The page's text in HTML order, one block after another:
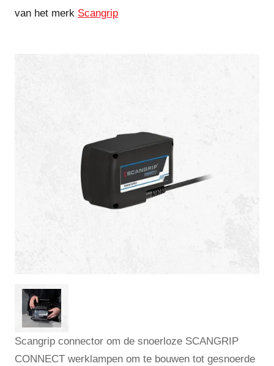
van het merk Scangrip
Scangrip connector om de snoerloze SCANGRIP
CONNECT werklampen om te bouwen tot gesnoerde